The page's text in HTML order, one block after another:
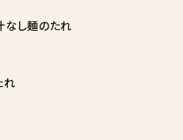
なし麺のたれ
れ